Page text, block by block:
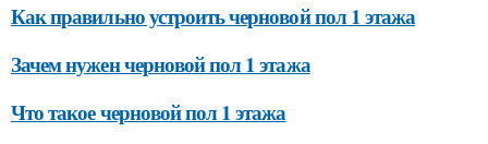
Как правильно устроить черновой пол 1 этажа
Зачем нужен черновой пол 1 этажа
Что такое черновой пол 1 этажа